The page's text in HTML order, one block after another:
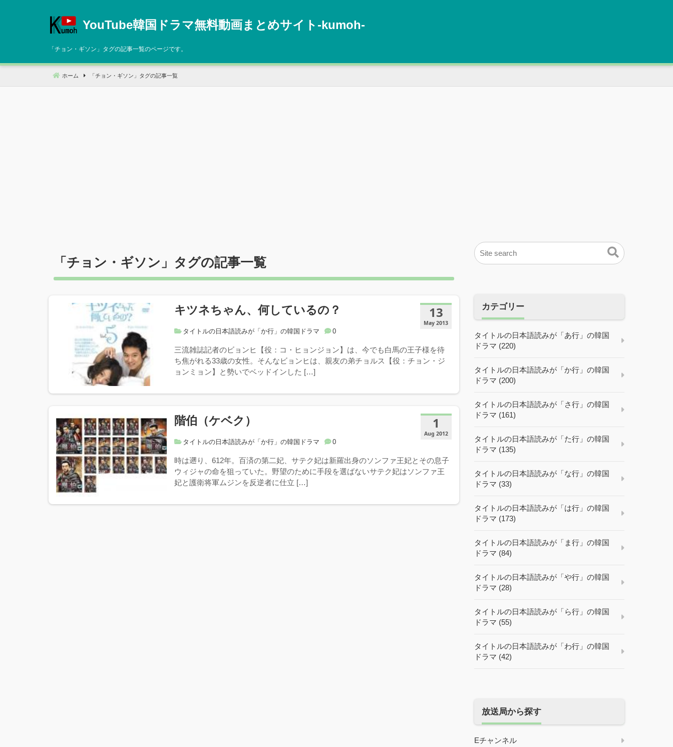
へ
動
YouTube韓国ドラマ無料動画まとめサイト‐kumoh‐
「 チョン・ギソン 」タグの記事一覧のページです。
ホーム 「 チョン・ギソン 」タグの記事一覧
「 チョン・ギソン 」タグの記事一覧
13
May 2013
キツネちゃん、何しているの？
タイトルの日本語読みが「か行」の韓国ドラマ 0
三流雑誌記者のビョンヒ【役：コ・ヒョンジョン】は、今でも白馬の王子様を待
ち焦がれる33歳の女性。そんなビョンヒは、親友の弟チョルス【役：チョン・ジ
ョンミョン】と勢いでベッドインした […]
1
Aug 2012
階伯（ケベク）
タイトルの日本語読みが「か行」の韓国ドラマ 0
時は遡り、612年。百済の第二妃、サテク妃は新羅出身のソンファ王妃とその息子
ウィジャの命を狙っていた。野望のために手段を選ばないサテク妃はソンファ王
妃と護衛将軍ムジンを反逆者に仕立 […]
カテゴリー
タイトルの日本語読みが「あ行」の韓国
ドラマ (220)
タイトルの日本語読みが「か行」の韓国
ドラマ (200)
タイトルの日本語読みが「さ行」の韓国
ドラマ (161)
タイトルの日本語読みが「た行」の韓国
ドラマ (135)
タイトルの日本語読みが「な行」の韓国
ドラマ (33)
タイトルの日本語読みが「は行」の韓国
ドラマ (173)
タイトルの日本語読みが「ま行」の韓国
ドラマ (84)
タイトルの日本語読みが「や行」の韓国
ドラマ (28)
タイトルの日本語読みが「ら行」の韓国
ドラマ (55)
タイトルの日本語読みが「わ行」の韓国
ドラマ (42)
放送局から探す
Eチャンネル